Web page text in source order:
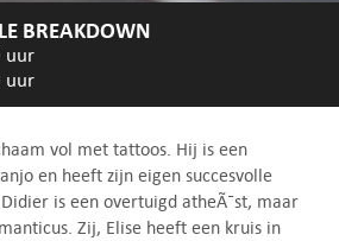
BREAKDOWN
uur
uur
vol met tattoos. Hij is een
en heeft zijn eigen succesvolle
is een overtuigd atheÃ¯st, maar
Zij, Elise heeft een kruis in